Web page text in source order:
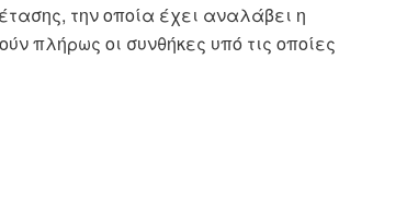
την οποία έχει αναλάβει η
πλήρως οι συνθήκες υπό τις οποίες